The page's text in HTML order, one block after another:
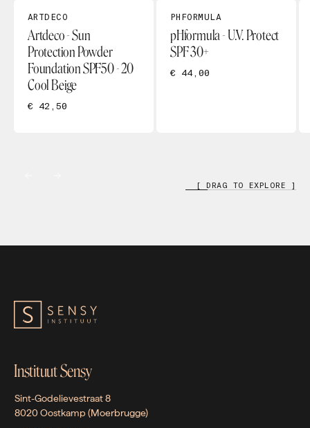
ARTDECO
Artdeco - Sun
Protection Powder
Foundation SPF50 - 20
Cool Beige
€ 42,50
PHFORMULA
pHformula - U.V. Protect
SPF 30+
€ 44,00
[ DRAG TO EXPLORE ]
Instituut Sensy
Sint-Godelievestraat 8
8020 Oostkamp (Moerbrugge)